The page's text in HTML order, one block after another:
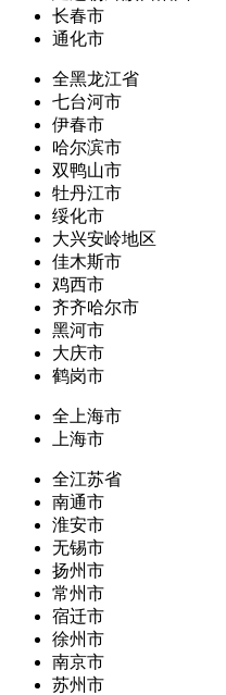
长春市
通化市
全黑龙江省
七台河市
伊春市
哈尔滨市
双鸭山市
牡丹江市
绥化市
大兴安岭地区
佳木斯市
鸡西市
齐齐哈尔市
黑河市
大庆市
鹤岗市
全上海市
上海市
全江苏省
南通市
淮安市
无锡市
扬州市
常州市
宿迁市
徐州市
南京市
苏州市